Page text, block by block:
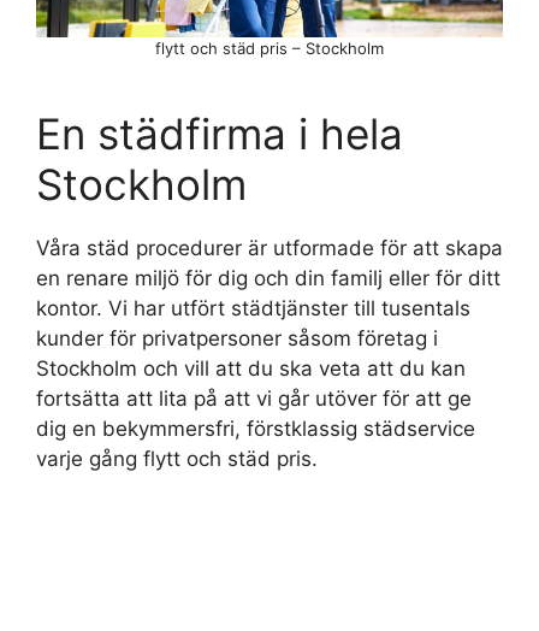
En städfirma i hela
Stockholm
Våra städ procedurer är utformade för att skapa
en renare miljö för dig och din familj eller för ditt
kontor. Vi har utfört städtjänster till tusentals
kunder för privatpersoner såsom företag i
Stockholm och vill att du ska veta att du kan
fortsätta att lita på att vi går utöver för att ge
dig en bekymmersfri, förstklassig städservice
varje gång flytt och städ pris.
flytt och städ pris – Stockholm